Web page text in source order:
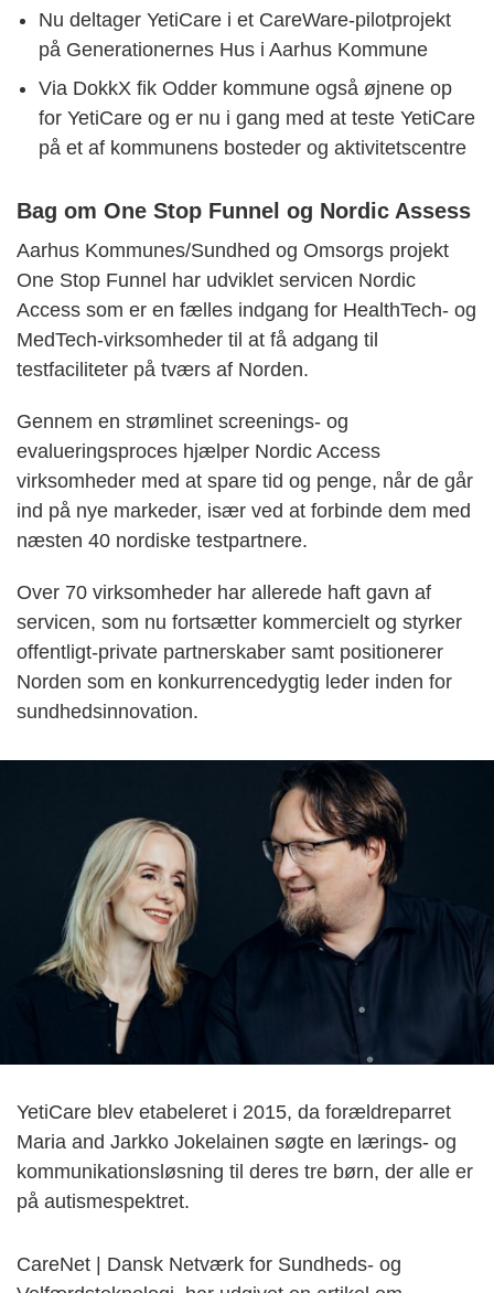
Nu deltager YetiCare i et CareWare-pilotprojekt
på Generationernes Hus i Aarhus Kommune
Via DokkX fik Odder kommune også øjnene op
for YetiCare og er nu i gang med at teste YetiCare
på et af kommunens bosteder og aktivitetscentre
Bag om One Stop Funnel og Nordic Assess
Aarhus Kommunes/Sundhed og Omsorgs projekt
One Stop Funnel har udviklet servicen Nordic
Access som er en fælles indgang for HealthTech- og
MedTech-virksomheder til at få adgang til
testfaciliteter på tværs af Norden.
Gennem en strømlinet screenings- og
evalueringsproces hjælper Nordic Access
virksomheder med at spare tid og penge, når de går
ind på nye markeder, især ved at forbinde dem med
næsten 40 nordiske testpartnere.
Over 70 virksomheder har allerede haft gavn af
servicen, som nu fortsætter kommercielt og styrker
offentligt-private partnerskaber samt positionerer
Norden som en konkurrencedygtig leder inden for
sundhedsinnovation.
YetiCare blev etabeleret i 2015, da forældreparret
Maria and Jarkko Jokelainen søgte en lærings- og
kommunikationsløsning til deres tre børn, der alle er
på autismespektret.
CareNet | Dansk Netværk for Sundheds- og